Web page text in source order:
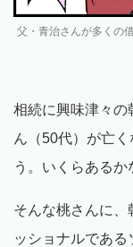
父・青治さんが多くの
相続に興味津々の
ん（50代）が亡
う。いくらあるか
そんな桃さんに、
ッショナルであ